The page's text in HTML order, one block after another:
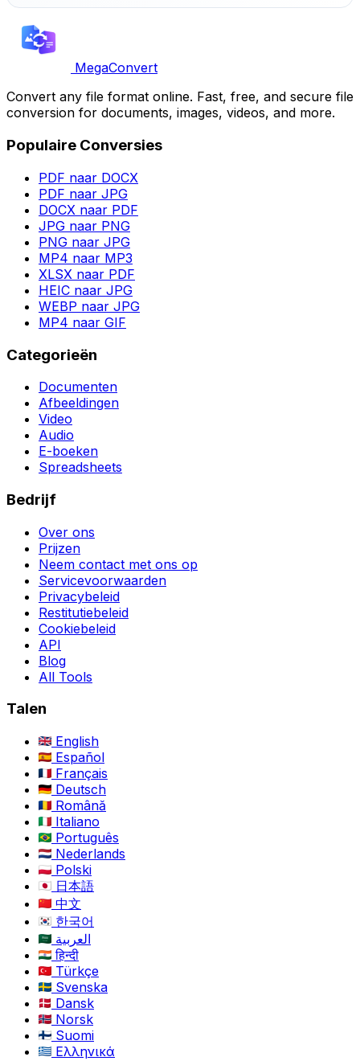
MegaConvert
Convert any file format online. Fast, free, and secure file
conversion for documents, images, videos, and more.
Populaire Conversies
PDF naar DOCX
PDF naar JPG
DOCX naar PDF
JPG naar PNG
PNG naar JPG
MP4 naar MP3
XLSX naar PDF
HEIC naar JPG
WEBP naar JPG
MP4 naar GIF
Categorieën
Documenten
Afbeeldingen
Video
Audio
E-boeken
Spreadsheets
Bedrijf
Over ons
Prijzen
Neem contact met ons op
Servicevoorwaarden
Privacybeleid
Restitutiebeleid
Cookiebeleid
API
Blog
All Tools
Talen
English
Español
Français
Deutsch
Română
Italiano
Português
Nederlands
Polski
日本語
中文
한국어
العربية
हिन्दी
Türkçe
Svenska
Dansk
Norsk
Suomi
Ελληνικά